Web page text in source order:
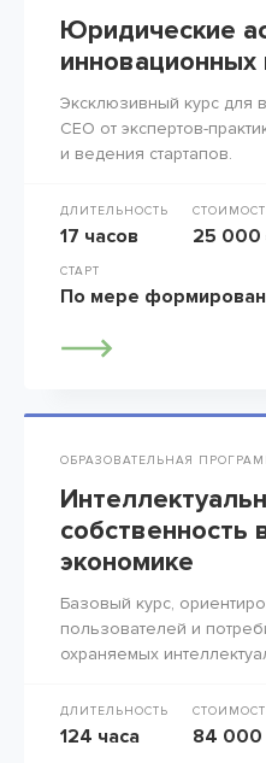
Юридические
инновационных
Эксклюзивный курс для
СЕО от экспертов-
и ведения стартапов.
ДЛИТЕЛЬНОСТЬ
17 часов 25 000
СТАРТ
По мере
ОБРАЗОВАТЕЛЬНАЯ
собственность
экономике
Базовый курс,
пользователей и
охраняемых
ДЛИТЕЛЬНОСТЬ
124 часа 84 000